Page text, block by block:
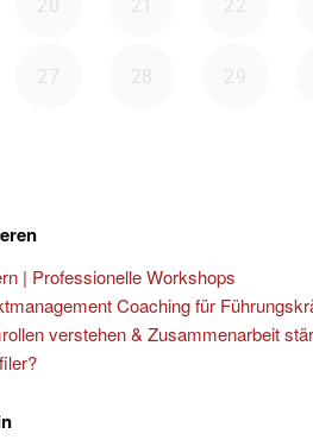
| Professionelle Workshops
Coaching für
verstehen & Zusammenarbeit